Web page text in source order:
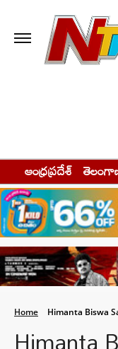
ఆంధ్రప్రదేశ్
Home Himanta Biswa